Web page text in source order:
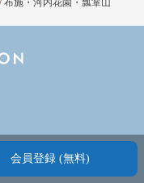
会員登録 (無料)
/布施・河内花園・瓢箪山